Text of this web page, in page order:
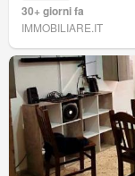
30+ giorni fa
IMMOBILIARE.IT